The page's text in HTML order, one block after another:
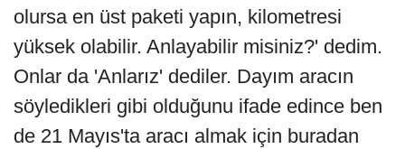
olursa en üst paketi yapın, kilometresi
yüksek olabilir. Anlayabilir misiniz?' dedim.
Onlar da 'Anlarız' dediler. Dayım aracın
söyledikleri gibi olduğunu ifade edince ben
de 21 Mayıs'ta aracı almak için buradan